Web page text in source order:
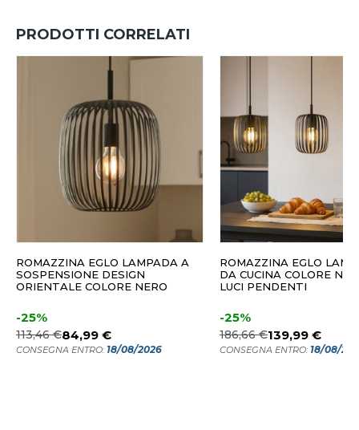
PRODOTTI CORRELATI
ROMAZZINA EGLO LAMPADA A
SOSPENSIONE DESIGN
ORIENTALE COLORE NERO
-25%
113,46 €84,99 €
CONSEGNA ENTRO: 18/08/2026
ROMAZZINA EGLO
DA CUCINA COLORE
LUCI PENDENTI
-25%
186,66 €139,99 €
CONSEGNA ENTRO: 18/08/